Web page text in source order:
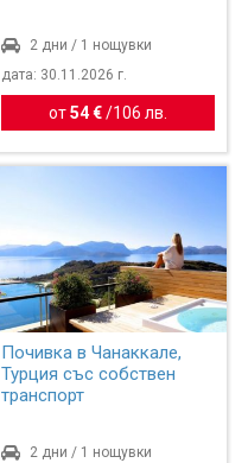
2 дни / 1 нощувки
дата: 30.11.2026 г.
от54 €/ 106 лв.
Почивка в Чанаккале,
Турция със собствен
транспорт
2 дни / 1 нощувки